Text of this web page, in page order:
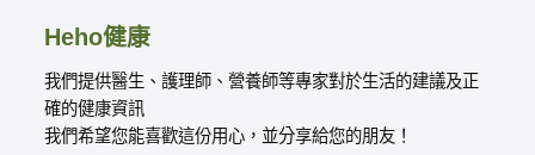
Heho健康
我們提供醫生、護理師、營養師等專家對於生活的建議及正
確的健康資訊
我們希望您能喜歡這份用心，並分享給您的朋友！